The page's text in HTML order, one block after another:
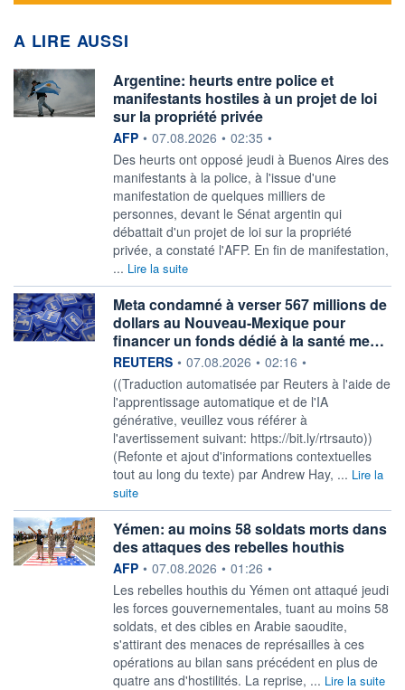
A LIRE AUSSI
Argentine: heurts entre police et
manifestants hostiles à un projet de loi
sur la propriété privée
information fournie par
AFP • 07.08.2026 • 02:35 •
Des heurts ont opposé jeudi à Buenos Aires des
manifestants à la police, à l'issue d'une
manifestation de quelques milliers de
personnes, devant le Sénat argentin qui
débattait d'un projet de loi sur la propriété
privée, a constaté l'AFP. En fin de manifestation,
... Lire la suite
Meta condamné à verser 567 millions de
dollars au Nouveau-Mexique pour
financer un fonds dédié à la santé me…
information fournie par
REUTERS • 07.08.2026 • 02:16 •
((Traduction automatisée par Reuters à l'aide de
l'apprentissage automatique et de l'IA
générative, veuillez vous référer à
l'avertissement suivant: https://bit.ly/rtrsauto))
(Refonte et ajout d'informations contextuelles
tout au long du texte) par Andrew Hay, ... Lire la
suite
Yémen: au moins 58 soldats morts dans
des attaques des rebelles houthis
information fournie par
AFP • 07.08.2026 • 01:26 •
Les rebelles houthis du Yémen ont attaqué jeudi
les forces gouvernementales, tuant au moins 58
soldats, et des cibles en Arabie saoudite,
s'attirant des menaces de représailles à ces
opérations au bilan sans précédent en plus de
quatre ans d'hostilités. La reprise, ... Lire la suite